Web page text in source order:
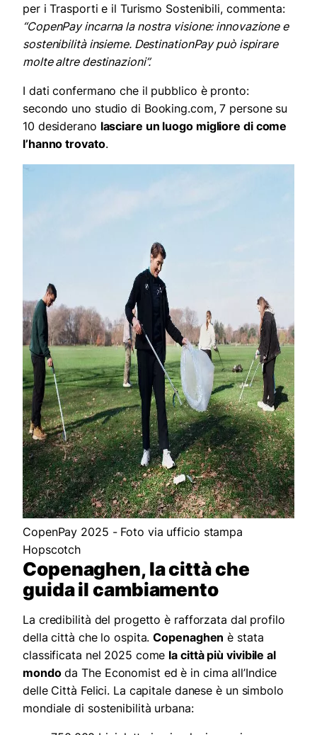
per i Trasporti e il Turismo Sostenibili, commenta:
“CopenPay incarna la nostra visione: innovazione e
sostenibilità insieme. DestinationPay può ispirare
molte altre destinazioni”.
I dati confermano che il pubblico è pronto:
secondo uno studio di Booking.com, 7 persone su
10 desiderano lasciare un luogo migliore di come
l’hanno trovato.
CopenPay 2025 - Foto via ufficio stampa
Hopscotch
Copenaghen, la città che
guida il cambiamento
La credibilità del progetto è rafforzata dal profilo
della città che lo ospita.Copenaghen è stata
classificata nel 2025 come la città più vivibile al
mondoda The Economist ed è in cima all’Indice
delle Città Felici. La capitale danese è un simbolo
mondiale di sostenibilità urbana: